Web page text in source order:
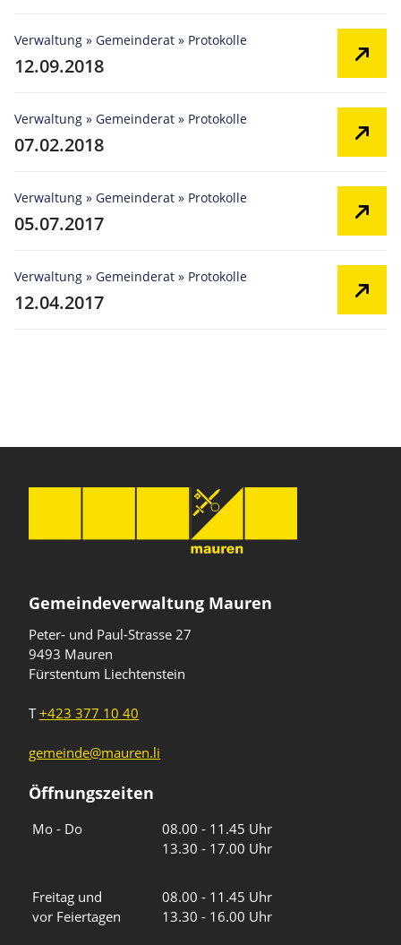
Verwaltung » Gemeinderat » Protokolle
12.09.2018
Verwaltung » Gemeinderat » Protokolle
07.02.2018
Verwaltung » Gemeinderat » Protokolle
05.07.2017
Verwaltung » Gemeinderat » Protokolle
12.04.2017
Gemeindeverwaltung Mauren
Peter- und Paul-Strasse 27
9493 Mauren
Fürstentum Liechtenstein
T+423 377 10 40
gemeinde@mauren.li
Öffnungszeiten
Mo - Do
08.00 - 11.45 Uhr
13.30 - 17.00 Uhr
Freitag und
vor Feiertagen
08.00 - 11.45 Uhr
13.30 - 16.00 Uhr